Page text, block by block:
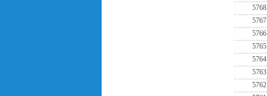
5768
5767
5766
5765
5764
5763
5762